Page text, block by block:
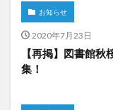
お知らせ
2020年7月23日
【再掲】図書館
集！